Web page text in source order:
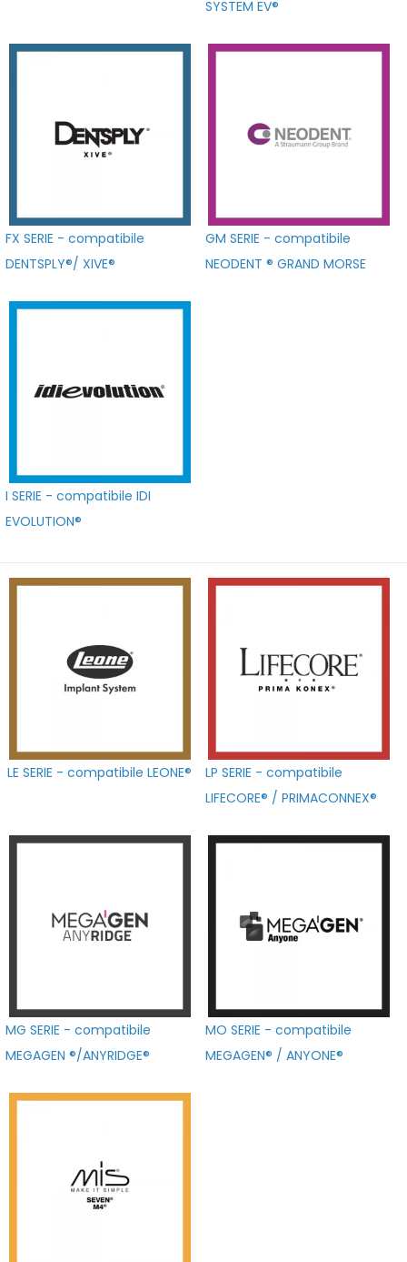
SYSTEM EV®
FX SERIE - compatibile
DENTSPLY®/ XIVE®
GM SERIE - compatibile
NEODENT ® GRAND MORSE
I SERIE - compatibile IDI
EVOLUTION®
LE SERIE - compatibile LEONE®
LP SERIE - compatibile
LIFECORE® / PRIMACONNEX®
MG SERIE - compatibile
MEGAGEN ®/ANYRIDGE®
MO SERIE - compatibile
MEGAGEN® / ANYONE®